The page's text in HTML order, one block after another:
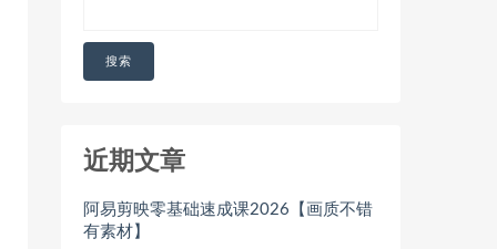
搜索
近期文章
阿易剪映零基础速成课2026【画质不错
有素材】